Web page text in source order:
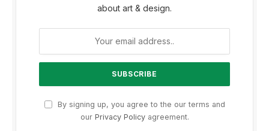
about art & design.
By signing up, you agree to the our terms and
our Privacy Policyagreement.